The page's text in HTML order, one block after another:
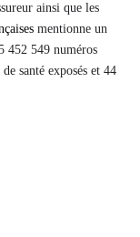
ainsi que les
mentionne un
452 549 numéros
santé exposés et 44